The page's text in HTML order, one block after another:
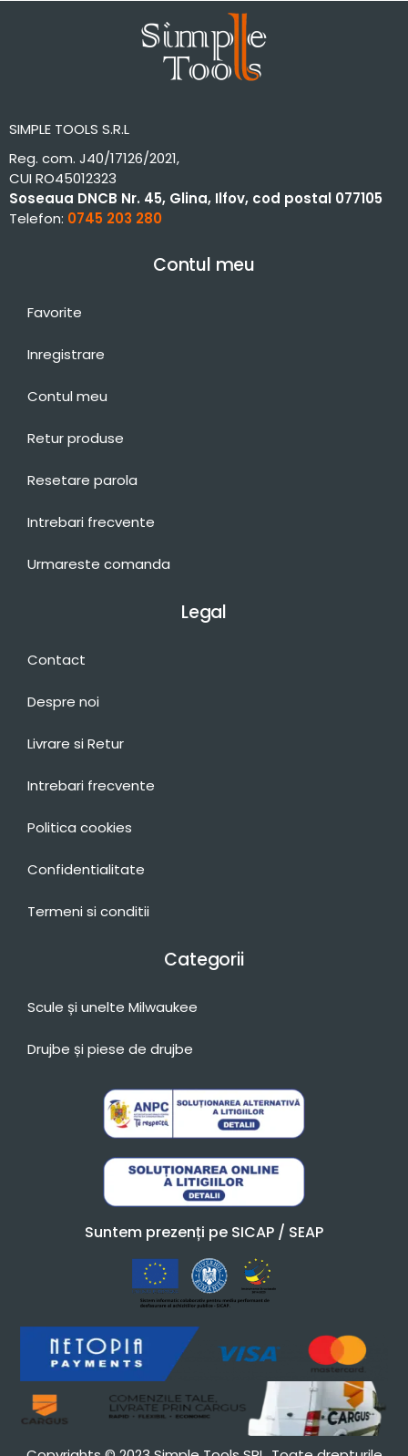
SIMPLE TOOLS S.R.L
Reg. com. J40/17126/2021,
CUI RO45012323
Soseaua DNCB Nr. 45, Glina, Ilfov, cod postal 077105
Telefon: 0745 203 280
Contul meu
Favorite
Inregistrare
Contul meu
Retur produse
Resetare parola
Intrebari frecvente
Urmareste comanda
Legal
Contact
Despre noi
Livrare si Retur
Intrebari frecvente
Politica cookies
Confidentialitate
Termeni si conditii
Categorii
Scule și unelte Milwaukee
Drujbe și piese de drujbe
Suntem prezenți pe SICAP / SEAP